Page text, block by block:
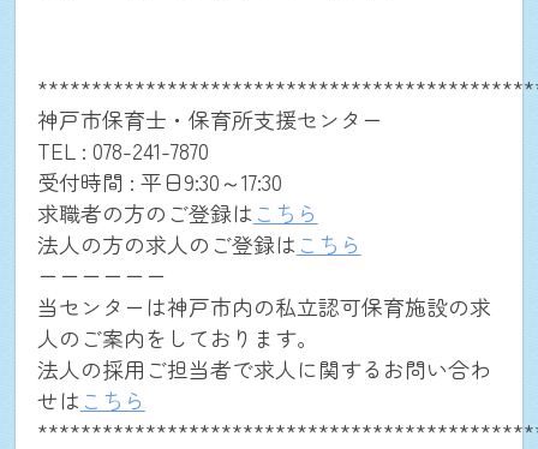
ログイン
close
神戸市保育士・保育所支援センター
TEL : 078-241-7870
受付時間 : 平日9:30～17:30
求職者の方のご登録は こちら
法人の方の求人のご登録は こちら
ーーーーーー
当センターは神戸市内の私立認可保育施設の求
人のご案内をしております。
法人の採用ご担当者で求人に関するお問い合わ
せは こちら